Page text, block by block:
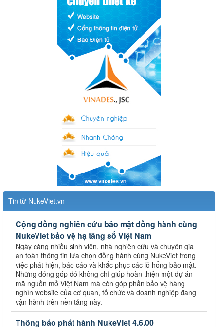
Tin từ NukeViet.vn
Cộng đồng nghiên cứu bảo mật đồng hành cùng
NukeViet bảo vệ hạ tầng số Việt Nam
Ngày càng nhiều sinh viên, nhà nghiên cứu và chuyên gia
an toàn thông tin lựa chọn đồng hành cùng NukeViet trong
việc phát hiện, báo cáo và khắc phục các lỗ hổng bảo mật.
Những đóng góp đó không chỉ giúp hoàn thiện một dự án
mã nguồn mở Việt Nam mà còn góp phần bảo vệ hàng
nghìn website của cơ quan, tổ chức và doanh nghiệp đang
vận hành trên nền tảng này.
Thông báo phát hành NukeViet 4.6.00